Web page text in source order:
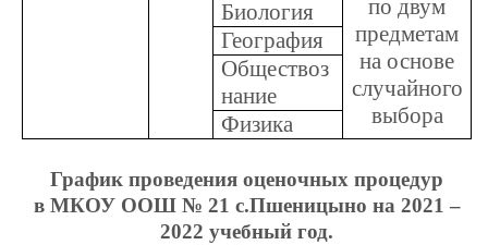
по двум
предметам
на основе
случайного
выбора
Биология
География
Обществоз
нание
Физика
График проведения оценочных процедур
в МКОУ ООШ № 21 с.Пшеницыно на 2021 –
2022 учебный год.